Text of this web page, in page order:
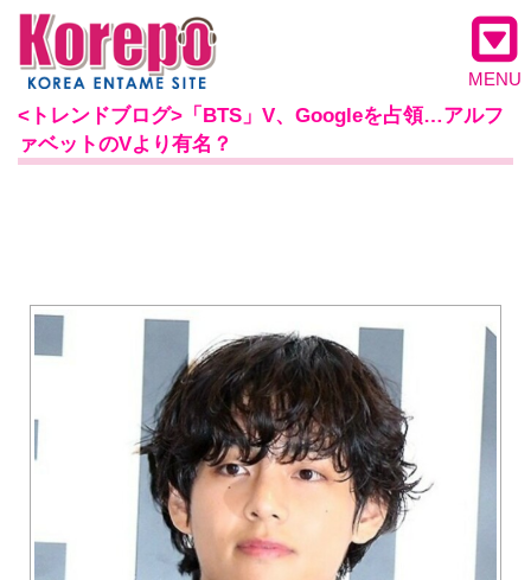
MENU
<トレンドブログ>「BTS」V、Googleを占領…アルフ
ァベットのVより有名？